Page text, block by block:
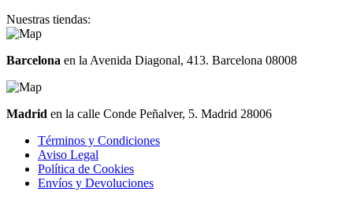
Nuestras tiendas:
Barcelona en la Avenida Diagonal, 413. Barcelona 08008
Madrid en la calle Conde Peñalver, 5. Madrid 28006
Términos y Condiciones
Aviso Legal
Política de Cookies
Envíos y Devoluciones